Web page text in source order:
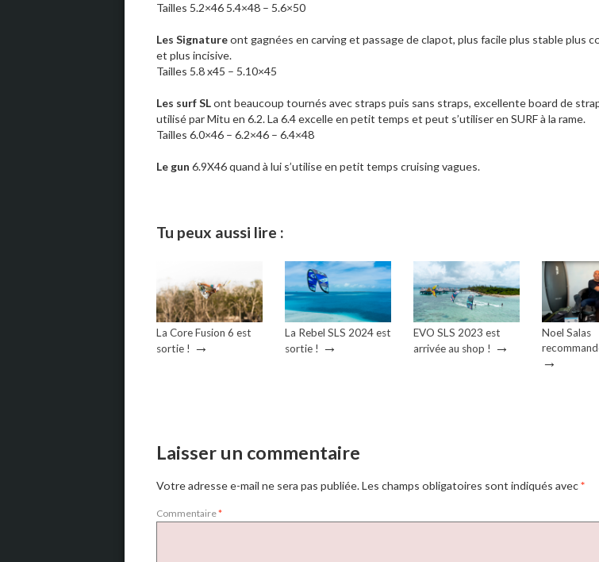
Tailles 5.2×46 5.4×48 – 5.6×50
Les Signatureont gagnées en carving et passage de clapot, plus facile plus stable plus
et plus incisive.
Tailles 5.8 x45 – 5.10×45
Les surf SLont beaucoup tournés avec straps puis sans straps, excellente board de
utilisé par Mitu en 6.2. La 6.4 excelle en petit temps et peut s’utiliser en SURF à la rame.
Tailles 6.0×46 – 6.2×46 – 6.4×48
Le gun 6.9X46 quand à lui s’utilise en petit temps cruising vagues.
Tu peux aussi lire :
La Core Fusion 6 est
sortie ! →
La Rebel SLS 2024 est
sortie ! →
EVO SLS 2023 est
arrivée au shop ! →
Noel Salas
→
Laisser un commentaire
Votre adresse e-mail ne sera pas publiée.Les champs obligatoires sont indiqués avec*
Commentaire*